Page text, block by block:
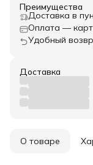
Преимущества
Доставка в
Оплата —
Удобный
Доставка
О товаре